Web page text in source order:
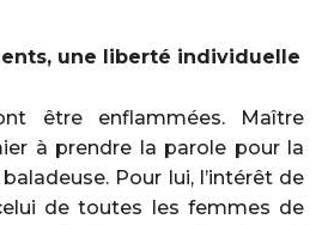
une liberté individuelle
être enflammées. Maître
à prendre la parole pour la
Pour lui, l’intérêt de
de toutes les femmes de